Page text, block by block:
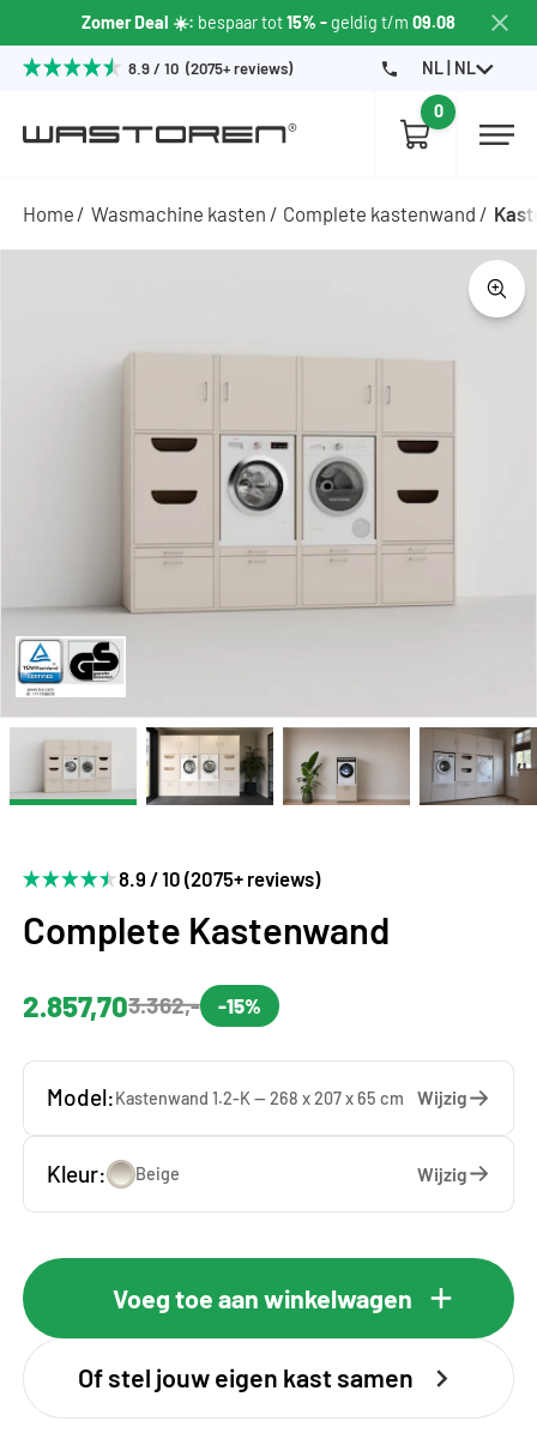
Zomer Deal ☀️: bespaar tot15% -geldig t/m 09.08
8.9 / 10 (2075+ reviews) NL | NL
0
Home Wasmachine kasten Complete kastenwand
8.9 / 10 (2075+ reviews)
Complete Kastenwand
2.857,703.362,- -15%
Model:Kastenwand 1.2-K — 268 x 207 x 65 cm Wijzig
Kleur: Beige Wijzig
Voeg toe aan winkelwagen
Of stel jouw eigen kast samen